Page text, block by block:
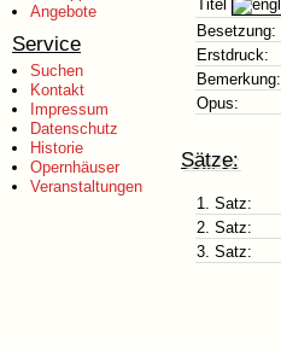
Angebote
Service
Suchen
Kontakt
Impressum
Datenschutz
Historie
Opernhäuser
Veranstaltungen
Titel
Besetzung:
Erstdruck:
Bemerkung:
Opus:
Sätze:
1. Satz:
2. Satz:
3. Satz: